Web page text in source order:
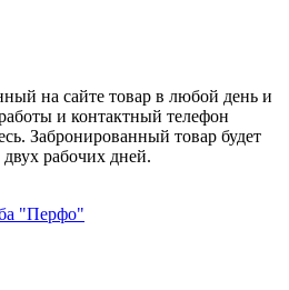
на сайте товар в любой день и
и контактный телефон
Забронированный товар будет
рабочих дней.